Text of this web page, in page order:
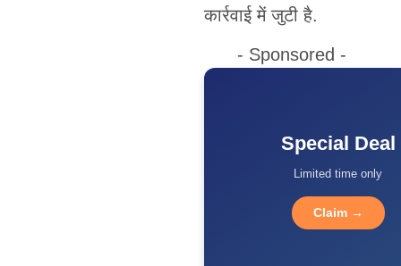
कार्रवाई में जुटी है.
- Sponsored -
Special Deal
Limited time only
Claim →